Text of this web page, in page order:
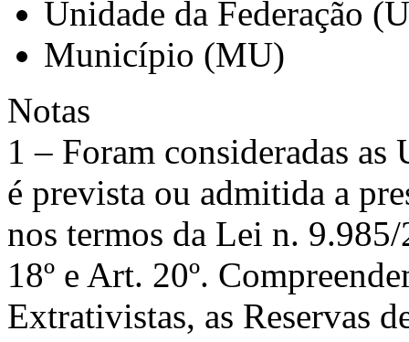
Unidade da Federação
Município (MU)
Notas
1 – Foram consideradas as
é prevista ou admitida a
nos termos da Lei n.
18º e Art. 20º.
Extrativistas, as Reservas